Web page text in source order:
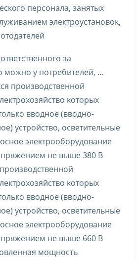
персонала, занятых
электроустановок,
за
можно у потребителей, …
производственной
которых
вводное (вводно-
устройство, осветительные
электрооборудование
не выше 380 В
которых
вводное (вводно-
устройство, осветительные
электрооборудование
не выше 660 В
мощность